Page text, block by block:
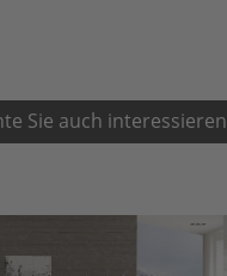
Sie auch interessieren